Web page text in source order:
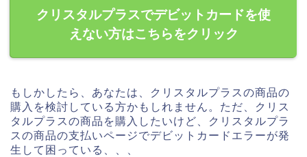
クリスタルプラスでデビットカードを使
えない方はこちらをクリック
もしかしたら、あなたは、クリスタルプラスの商品の
購入を検討している方かもしれません。ただ、クリス
タルプラスの商品を購入したいけど、クリスタルプラ
スの商品の支払いページでデビットカードエラーが発
生して困っている、、、